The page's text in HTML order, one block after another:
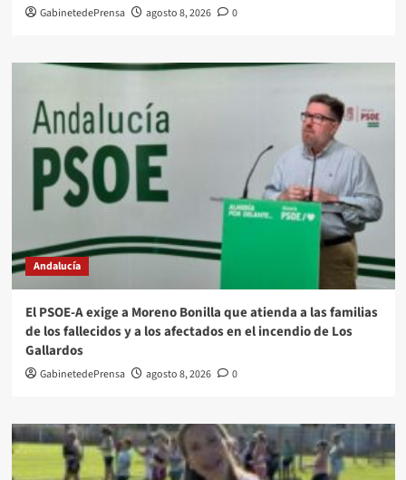
GabinetedePrensa agosto 8, 2026 0
Andalucía
El PSOE-A exige a Moreno Bonilla que atienda a las familias
de los fallecidos y a los afectados en el incendio de Los
Gallardos
GabinetedePrensa agosto 8, 2026 0